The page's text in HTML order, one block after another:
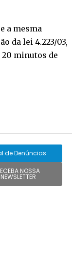
a mesma
da lei 4.223/03,
20 minutos de
de Denúncias
NOSSA
NEWSLETTER